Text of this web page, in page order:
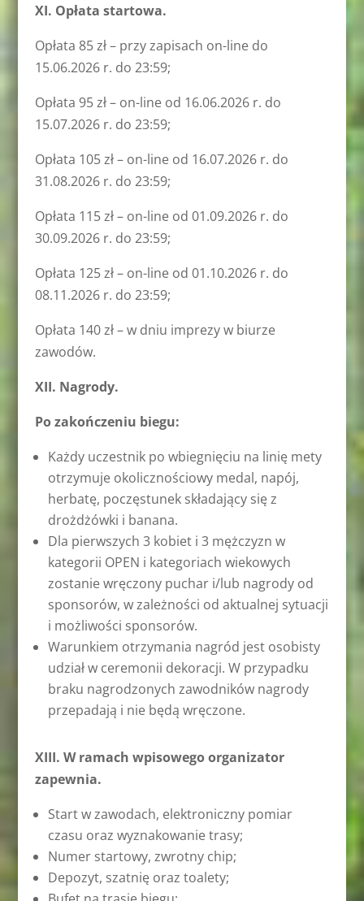
XI. Opłata startowa.
Opłata 85 zł – przy zapisach on-line do
15.06.2026 r. do 23:59;
Opłata 95 zł – on-line od 16.06.2026 r. do
15.07.2026 r. do 23:59;
Opłata 105 zł – on-line od 16.07.2026 r. do
31.08.2026 r. do 23:59;
Opłata 115 zł – on-line od 01.09.2026 r. do
30.09.2026 r. do 23:59;
Opłata 125 zł – on-line od 01.10.2026 r. do
08.11.2026 r. do 23:59;
Opłata 140 zł – w dniu imprezy w biurze
zawodów.
XII. Nagrody.
Po zakończeniu biegu:
Każdy uczestnik po wbiegnięciu na linię mety
otrzymuje okolicznościowy medal, napój,
herbatę, poczęstunek składający się z
drożdżówki i banana.
Dla pierwszych 3 kobiet i 3 mężczyzn w
kategorii OPEN i kategoriach wiekowych
zostanie wręczony puchar i/lub nagrody od
sponsorów, w zależności od aktualnej sytuacji
i możliwości sponsorów.
Warunkiem otrzymania nagród jest osobisty
udział w ceremonii dekoracji. W przypadku
braku nagrodzonych zawodników nagrody
przepadają i nie będą wręczone.
XIII. W ramach wpisowego organizator
zapewnia.
Start w zawodach, elektroniczny pomiar
czasu oraz wyznakowanie trasy;
Numer startowy, zwrotny chip;
Depozyt, szatnię oraz toalety;